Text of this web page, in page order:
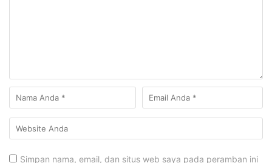
Simpan nama, email, dan situs web saya pada peramban ini